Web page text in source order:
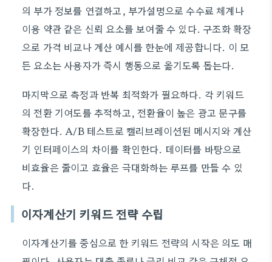
의 부가 정보를 연결하고, 부가설명으로 수수료 체계나
이용 약관 같은 신뢰 요소를 보여줄 수 있다. 구조화 확장
으로 가격 비교나 계산 예시를 한눈에 제공합니다. 이 모
든 요소는 사용자가 즉시 행동으로 옮기도록 돕는다.
마지막으로 측정과 반복 최적화가 필요하다. 각 키워드
의 전환 기여도를 추적하고, 전환율이 높은 광고 문구를
확장한다. A/B 테스트로 캘리브레이션된 메시지와 계산
기 인터페이스의 차이를 확인한다. 데이터를 바탕으로
비효율은 줄이고 효율은 극대화하는 루프를 만들 수 있
다.
이자계산기 키워드 전략 수립
이자계산기를 중심으로 한 키워드 전략의 시작은 의도 매